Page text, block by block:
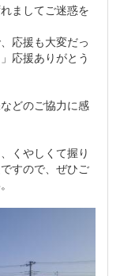
ましてご迷惑を
応援も大変だっ
応援ありがとう
どのご協力に感
くやしくて握り
すので、ぜひご